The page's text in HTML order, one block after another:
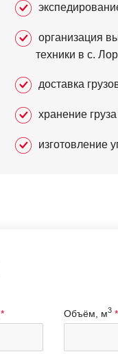
организация
техники в с.
доставка
хранение
изготовление
Объём, м3